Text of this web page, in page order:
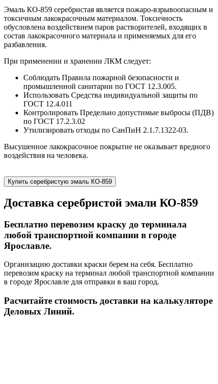
Эмаль КО-859 серебристая является пожаро-взрывоопасным и
токсичным лакокрасочным материалом. Токсичность
обусловлена воздействием паров растворителей, входящих в
состав лакокрасочного материала и применяемых для его
разбавления.
При применении и хранении ЛКМ следует:
Соблюдать Правила пожарной безопасности и
промышленной санитарии по ГОСТ 12.3.005.
Использовать Средства индивидуальной защиты по
ГОСТ 12.4.011
Контролировать Предельно допустимые выбросы (ПДВ)
по ГОСТ 17.2.3.02
Утилизировать отходы по СанПиН 2.1.7.1322-03.
Высушенное лакокрасочное покрытие не оказывает вредного
воздействия на человека.
Купить серебристую эмаль КО-859
Доставка серебристой эмали КО-859
Бесплатно перевозим краску до терминала
любой транспортной компании в городе
Ярославле.
Организацию доставки краски берем на себя. Бесплатно
перевозим краску на терминал любой транспортной компании
в городе Ярославле для отправки в ваш город.
Расчитайте стоимость доставки на калькуляторе
Деловых Линий.